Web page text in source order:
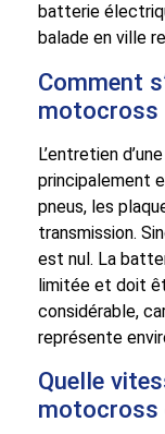
batterie
balade en ville
Comment
motocross
L’entretien
principalement
pneus, les
transmission.
est nul. La
limitée et doit
considérable,
représente
Quelle
motocross